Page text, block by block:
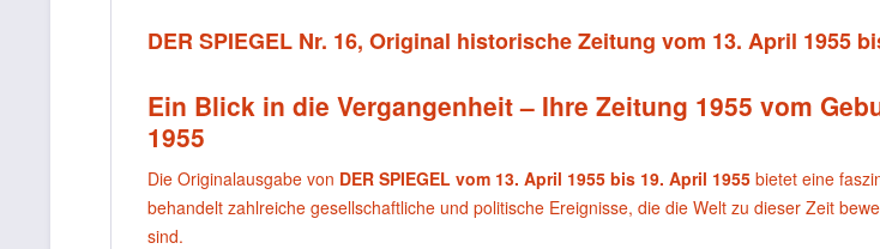
DER SPIEGEL Nr. 16, Original historische Zeitung vom 13. April 1955
Ein Blick in die Vergangenheit – Ihre Zeitung 1955 vom
1955
Die Originalausgabe von DER SPIEGEL vom 13. April 1955 bis 19. April 1955 bietet eine
behandelt zahlreiche gesellschaftliche und politische Ereignisse, die die Welt zu dieser Zeit
sind.